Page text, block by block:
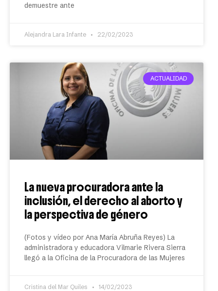
demuestre ante
Alejandra Lara Infante 22/02/2023
ACTUALIDAD
La nueva procuradora ante la
inclusión, el derecho al aborto y
la perspectiva de género
(Fotos y vídeo por Ana María Abruña Reyes) La
administradora y educadora Vilmarie Rivera Sierra
llegó a la Oficina de la Procuradora de las Mujeres
Cristina del Mar Quiles 14/02/2023